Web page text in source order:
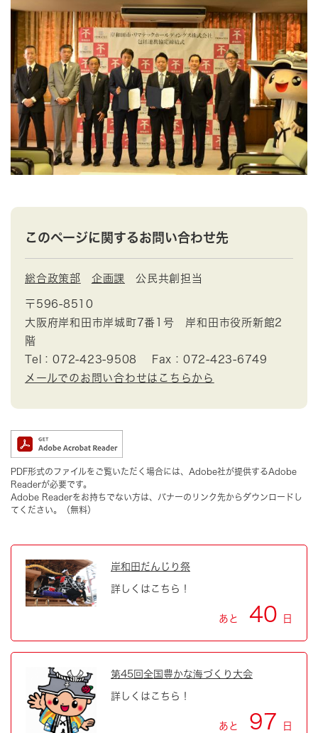
このページに関するお問い合わせ先
総合政策部 企画課 公民共創担当
〒596-8510
大阪府岸和田市岸城町7番1号 岸和田市役所新館2
階
Tel：072-423-9508
Fax：072-423-6749
メールでのお問い合わせはこちらから
PDF形式のファイルをご覧いただく場合には、Adobe社が提供するAdobe
Readerが必要です。
Adobe Readerをお持ちでない方は、バナーのリンク先からダウンロードし
てください。（無料）
岸和田だんじり祭
詳しくはこちら！
あと 40 日
第45回全国豊かな海づくり大会
詳しくはこちら！
あと 97 日